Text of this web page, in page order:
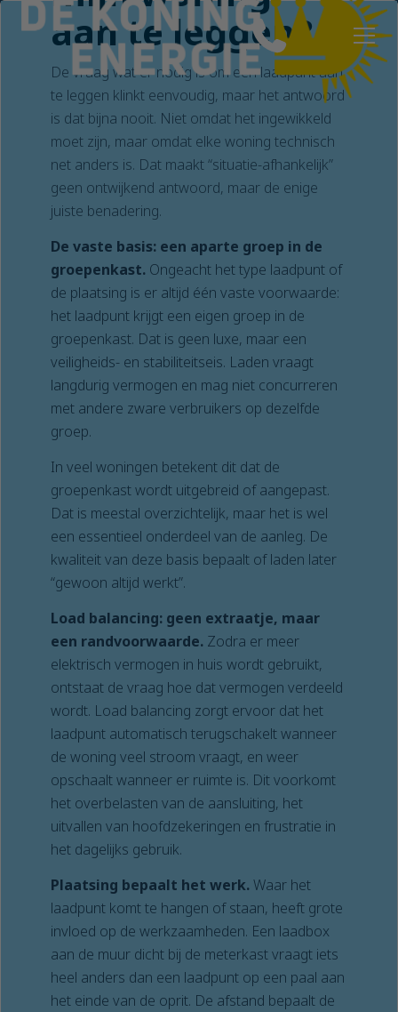
aan te leggen?
De vraag wat er nodig is om een laadpunt aan
te leggen klinkt eenvoudig, maar het antwoord
is dat bijna nooit. Niet omdat het ingewikkeld
moet zijn, maar omdat elke woning technisch
net anders is. Dat maakt “situatie-afhankelijk”
geen ontwijkend antwoord, maar de enige
juiste benadering.
De vaste basis: een aparte groep in de
groepenkast.Ongeacht het type laadpunt of
de plaatsing is er altijd één vaste voorwaarde:
het laadpunt krijgt een eigen groep in de
groepenkast. Dat is geen luxe, maar een
veiligheids- en stabiliteitseis. Laden vraagt
langdurig vermogen en mag niet concurreren
met andere zware verbruikers op dezelfde
groep.
In veel woningen betekent dit dat de
groepenkast wordt uitgebreid of aangepast.
Dat is meestal overzichtelijk, maar het is wel
een essentieel onderdeel van de aanleg. De
kwaliteit van deze basis bepaalt of laden later
“gewoon altijd werkt”.
Load balancing: geen extraatje, maar
een randvoorwaarde.Zodra er meer
elektrisch vermogen in huis wordt gebruikt,
ontstaat de vraag hoe dat vermogen verdeeld
wordt. Load balancing zorgt ervoor dat het
laadpunt automatisch terugschakelt wanneer
de woning veel stroom vraagt, en weer
opschaalt wanneer er ruimte is. Dit voorkomt
het overbelasten van de aansluiting, het
uitvallen van hoofdzekeringen en frustratie in
het dagelijks gebruik.
Plaatsing bepaalt het werk.Waar het
laadpunt komt te hangen of staan, heeft grote
invloed op de werkzaamheden. Een laadbox
aan de muur dicht bij de meterkast vraagt iets
heel anders dan een laadpunt op een paal aan
het einde van de oprit. De afstand bepaalt de